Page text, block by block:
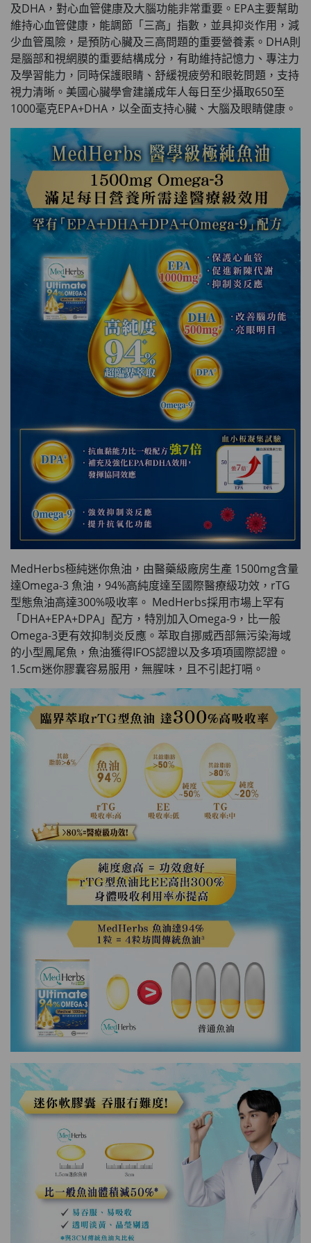
及DHA，對心血管健康及大腦功能非常重要。EPA主要幫助
維持心血管健康，能調節「三高」指數，並具抑炎作用，減
少血管風險，是預防心臟及三高問題的重要營養素。DHA則
是腦部和視網膜的重要結構成分，有助維持記憶力、專注力
及學習能力，同時保護眼睛、舒緩視疲勞和眼乾問題，支持
視力清晰。美國心臟學會建議成年人每日至少攝取650至
1000毫克EPA+DHA，以全面支持心臟、大腦及眼睛健康。
MedHerbs極純迷你魚油，由醫藥級廠房生產 1500mg含量
達Omega-3 魚油，94%高純度達至國際醫療級功效，rTG
型態魚油高達300%吸收率。 MedHerbs採用市場上罕有
「DHA+EPA+DPA」配方，特別加入Omega-9，比一般
Omega-3更有效抑制炎反應。萃取自挪威西部無污染海域
的小型鳳尾魚，魚油獲得IFOS認證以及多項項國際認證。
1.5cm迷你膠囊容易服用，無腥味，且不引起打嗝。